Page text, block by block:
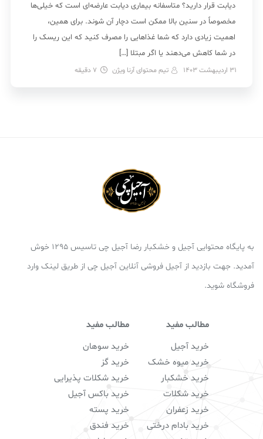
دیابت قرار دارید؟ متاسفانه بیماری دیابت عارضه‌ای است که خیلی‌ها
مخصوصاً در سنین بالا ممکن است دچار آن شوند. برای همین،
اهمیت زیادی دارد که شما غذاهایی را مصرف کنید که این ریسک را
در شما کاهش می‌دهند یا اگر مبتلا […]
31 اردیبهشت 1403 تیم محتوای آرنا ویژن 7 دقیقه
به پایگاه محتوایی آجیل و خشکبار رضا آجیل چی تاسیس 1295 خوش
آمدید. جهت بازدید از آجیل فروشی آنلاین آجیل چی از طریق لینک وارد
فروشگاه شوید.
مطالب مفید
خرید آجیل
خرید میوه خشک
خرید خشکبار
خرید شکلات
خرید زعفران
خرید بادام درختی
مطالب مفید
خرید سوهان
خرید گز
خرید شکلات پذیرایی
خرید باکس آجیل
خرید پسته
خرید فندق